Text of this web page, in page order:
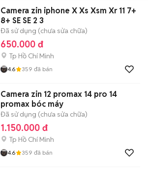
Camera zin iphone X Xs Xsm Xr 11 7+
8+ SE SE 2 3
Đã sử dụng (chưa sửa chữa)
650.000 đ
Tp Hồ Chí Minh
4.6 359 đã bán
Camera zin 12 promax 14 pro 14
promax bóc máy
Đã sử dụng (chưa sửa chữa)
1.150.000 đ
Tp Hồ Chí Minh
4.6 359 đã bán